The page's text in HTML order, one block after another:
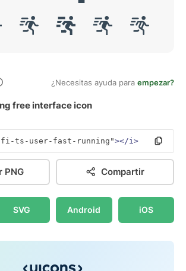
¿Necesitas ayuda para empezar?
free interface icon
ts-user-fast-running"></i>
PNG Compartir
SVG Android iOS